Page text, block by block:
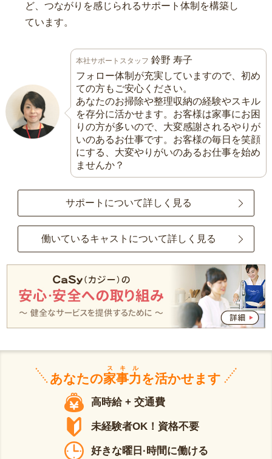
ど、つながりを感じられるサポート体制を構築し
ています。
本社サポートスタッフ 鈴野 寿子
フォロー体制が充実していますので、初め
ての方もご安心ください。
あなたのお掃除や整理収納の経験やスキル
を存分に活かせます。お客様は家事にお困
りの方が多いので、大変感謝されるやりが
いのあるお仕事です。お客様の毎日を笑顔
にする、大変やりがいのあるお仕事を始め
ませんか？
サポートについて詳しく見る
働いているキャストについて詳しく見る
あなたの家事力
スキル
を活かせます
高時給 + 交通費
未経験者OK！資格不要
好きな曜日·時間に働ける